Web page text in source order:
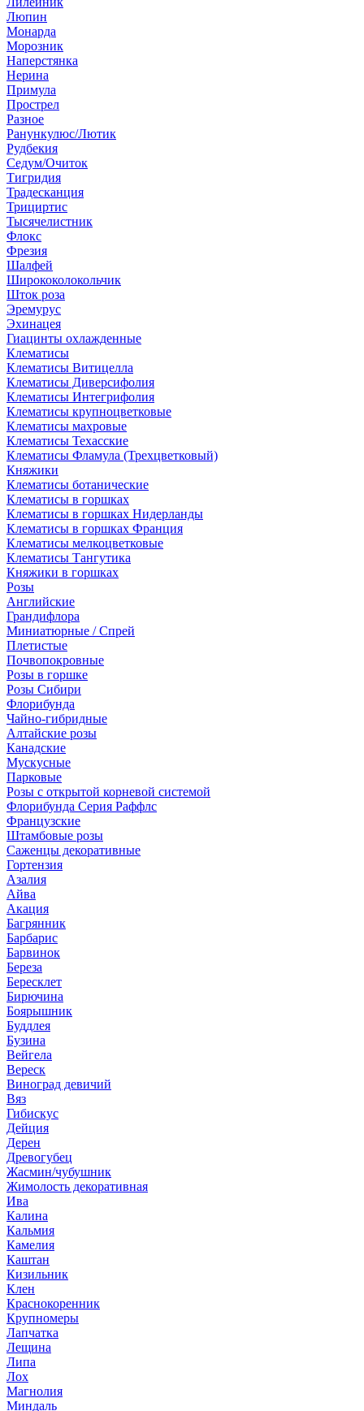
Люпин
Монарда
Морозник
Наперстянка
Нерина
Примула
Прострел
Разное
Ранункулюс/Лютик
Рудбекия
Седум/Очиток
Тигридия
Традесканция
Трициртис
Тысячелистник
Флокс
Фрезия
Шалфей
Ширококолокольчик
Шток роза
Эремурус
Эхинацея
Гиацинты охлажденные
Клематисы
Клематисы Витицелла
Клематисы Диверсифолия
Клематисы Интегрифолия
Клематисы крупноцветковые
Клематисы махровые
Клематисы Техасские
Клематисы Фламула (Трехцветковый)
Княжики
Клематисы ботанические
Клематисы в горшках
Клематисы в горшках Нидерланды
Клематисы в горшках Франция
Клематисы мелкоцветковые
Клематисы Тангутика
Княжики в горшках
Розы
Английские
Грандифлора
Миниатюрные / Спрей
Плетистые
Почвопокровные
Розы в горшке
Розы Сибири
Флорибунда
Чайно-гибридные
Алтайские розы
Канадские
Мускусные
Парковые
Розы с открытой корневой системой
Флорибунда Серия Раффлс
Французские
Штамбовые розы
Саженцы декоративные
Гортензия
Азалия
Айва
Акация
Багрянник
Барбарис
Барвинок
Береза
Бересклет
Бирючина
Боярышник
Буддлея
Бузина
Вейгела
Вереск
Виноград девичий
Вяз
Гибискус
Дейция
Дерен
Древогубец
Жасмин/чубушник
Жимолость декоративная
Ива
Калина
Кальмия
Камелия
Каштан
Кизильник
Клен
Краснокоренник
Крупномеры
Лапчатка
Лещина
Липа
Лох
Магнолия
Миндаль